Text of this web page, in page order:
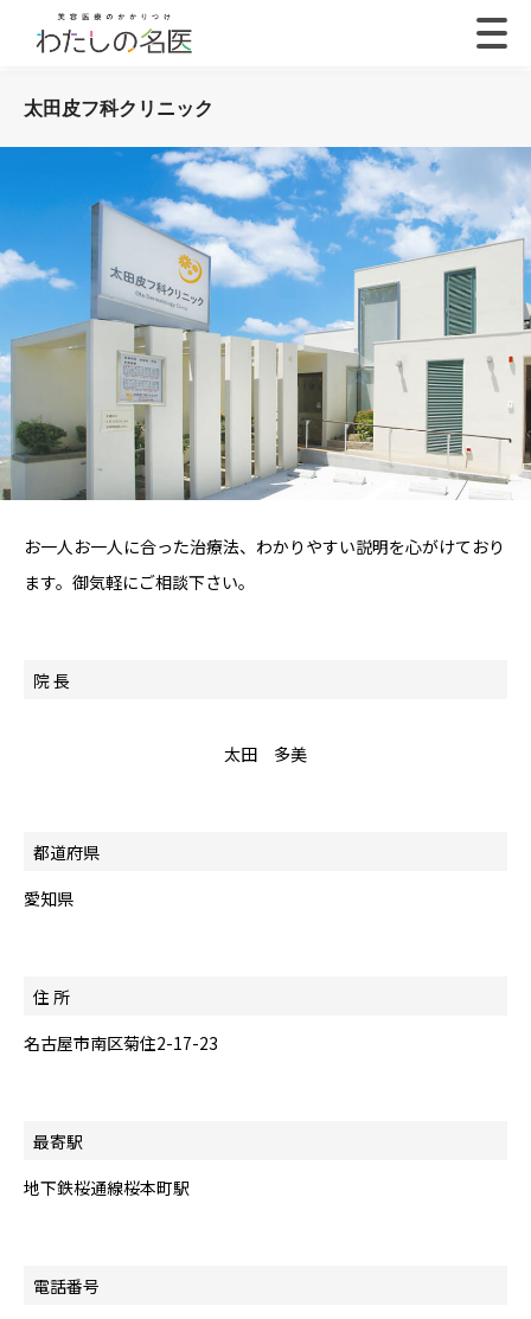
太田皮フ科クリニック
お一人お一人に合った治療法、わかりやすい説明を心がけており
ます。御気軽にご相談下さい。
院 長
太田 多美
都道府県
愛知県
住 所
名古屋市南区菊住2-17-23
最寄駅
地下鉄桜通線桜本町駅
電話番号